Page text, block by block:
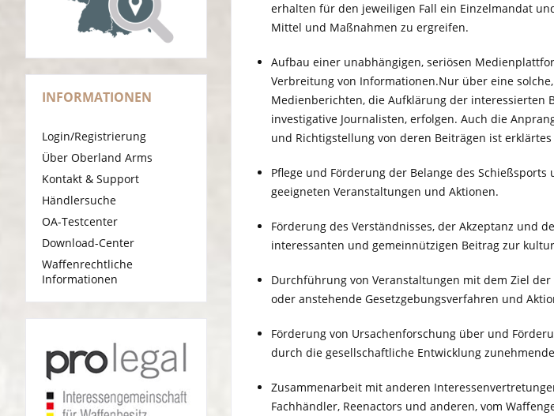
INFORMATIONEN
Login/Registrierung
Über Oberland Arms
Kontakt & Support
Händlersuche
OA-Testcenter
Download-Center
Waffenrechtliche
Informationen
erhalten für den jeweiligen Fall ein Einzelmandat
Mittel und Maßnahmen zu ergreifen.
Aufbau einer unabhängigen, seriösen
Verbreitung von Informationen.Nur über eine
Medienberichten, die Aufklärung der interessierten
investigative Journalisten, erfolgen. Auch die
und Richtigstellung von deren Beiträgen ist
Pflege und Förderung der Belange des
geeigneten Veranstaltungen und Aktionen.
Förderung des Verständnisses, der Akzeptanz und
interessanten und gemeinnützigen Beitrag zur
Durchführung von Veranstaltungen mit dem Ziel
oder anstehende Gesetzgebungsverfahren und
Förderung von Ursachenforschung über und
durch die gesellschaftliche Entwicklung
Zusammenarbeit mit anderen
Fachhändler, Reenactors und anderen, vom